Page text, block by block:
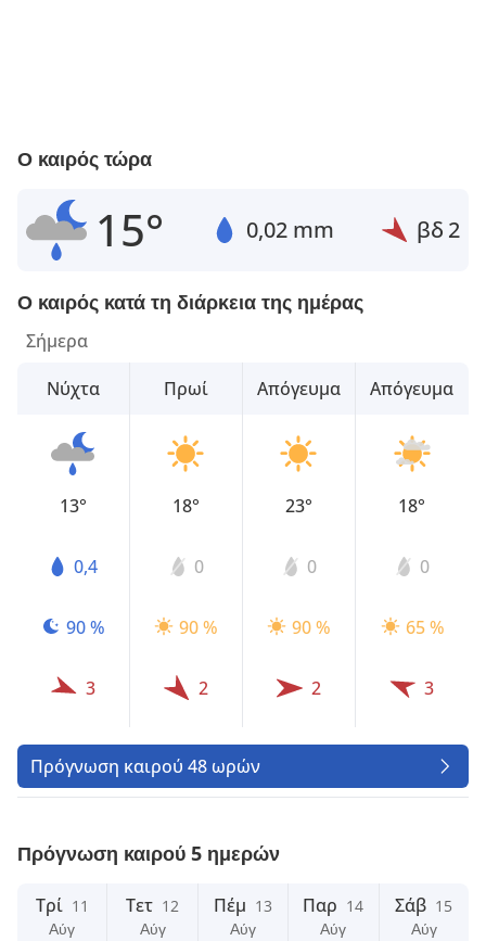
Ο καιρός τώρα
15° 0,02 mm βδ 2
Ο καιρός κατά τη διάρκεια της ημέρας
Σήμερα
Νύχτα
13°
0,4
90 %
3
Πρωί
18°
0
90 %
2
Απόγευμα
23°
0
90 %
2
Απόγευμα
18°
0
65 %
3
Πρόγνωση καιρού 48 ωρών
Πρόγνωση καιρού 5 ημερών
Τρί 11
Αύγ
Τετ 12
Αύγ
Πέμ 13
Αύγ
Παρ 14
Αύγ
Σάβ 15
Αύγ